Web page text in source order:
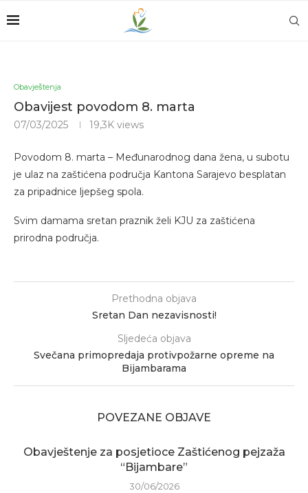
Obavještenja
Obavijest povodom 8. marta
07/03/2025 19,3K views
Povodom 8. marta – Međunarodnog dana žena, u subotu
je ulaz na zaštićena područja Kantona Sarajevo besplatan
za pripadnice ljepšeg spola.
Svim damama sretan praznik želi KJU za zaštićena
prirodna područja.
Prethodna objava
Sretan Dan nezavisnosti!
Sljedeća objava
Svečana primopredaja protivpožarne opreme na
Bijambarama
POVEZANE OBJAVE
Obavještenje za posjetioce Zaštićenog pejzaža
“Bijambare”
30/06/2026